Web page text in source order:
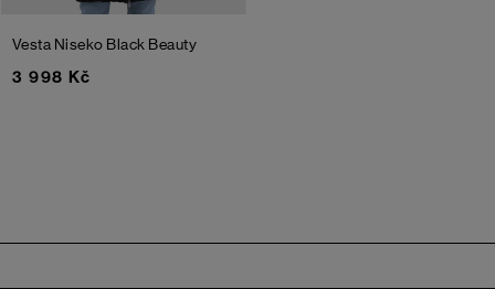
Vesta Niseko Black Beauty
3 998 Kč